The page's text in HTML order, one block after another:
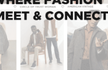
centraal gelegen
matter,”noemt